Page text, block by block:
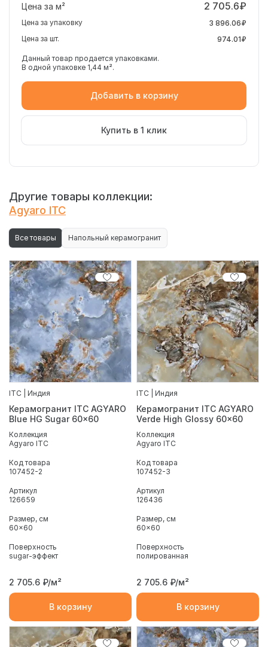
Цена за м² 2 705.6₽
Цена за упаковку
3 896.06₽
Цена за шт.
974.01₽
Данный товар продается упаковками.
В одной упаковке 1,44 м².
Добавить в корзину
Купить в 1 клик
Другие товары коллекции:
Agyaro ITC
Все товары Напольный керамогранит
ITC | Индия
Керамогранит ITC AGYARO
Blue HG Sugar 60x60
Коллекция
Agyaro ITC
Код товара
107452-2
Артикул
126659
Размер, см
60x60
Поверхность
sugar-эффект
2 705.6 ₽/м²
В корзину
ITC | Индия
Керамогранит ITC AGYARO
Verde High Glossy 60x60
Коллекция
Agyaro ITC
Код товара
107452-3
Артикул
126436
Размер, см
60x60
Поверхность
полированная
2 705.6 ₽/м²
В корзину